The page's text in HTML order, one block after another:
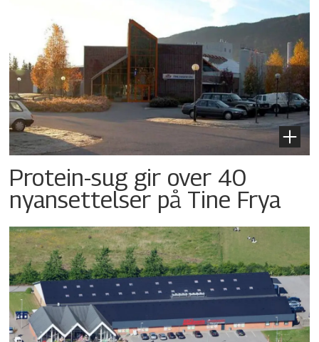
Protein-sug gir over 40
nyansettelser på Tine Frya